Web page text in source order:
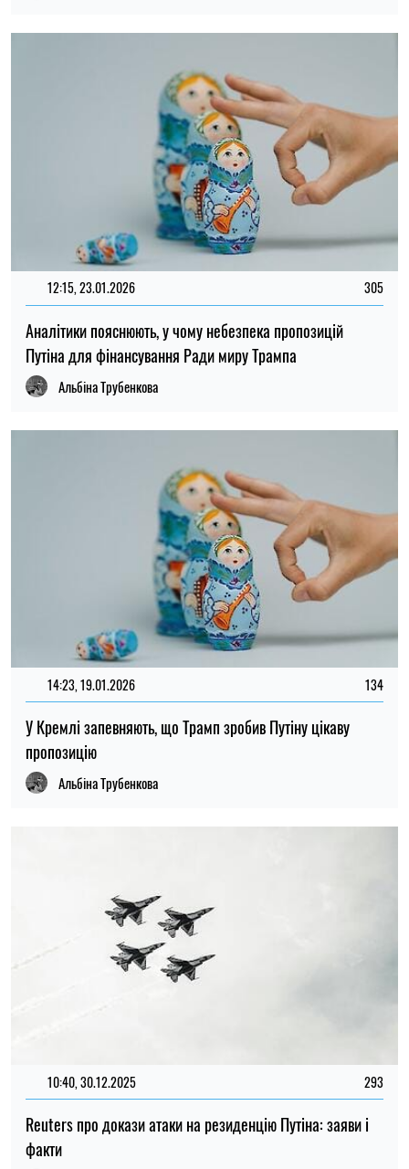
12:15, 23.01.2026 305
Аналітики пояснюють, у чому небезпека пропозицій
Путіна для фінансування Ради миру Трампа
Альбіна Трубенкова
14:23, 19.01.2026 134
У Кремлі запевняють, що Трамп зробив Путіну цікаву
пропозицію
Альбіна Трубенкова
10:40, 30.12.2025 293
Reuters про докази атаки на резиденцію Путіна: заяви і
факти